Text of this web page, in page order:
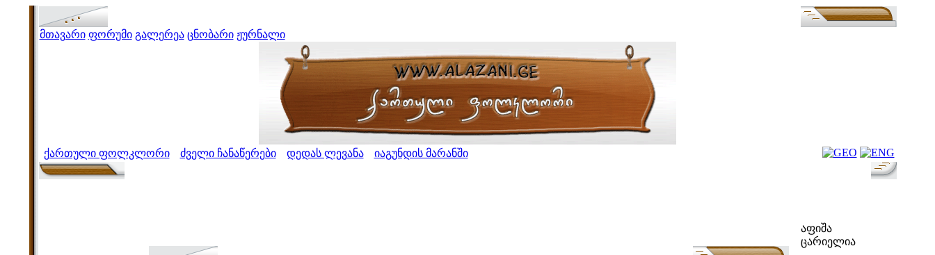
მთავარი ფორუმი გალერეა ცნობარი ჟურნალი
ქართული ფოლკლორი ძველი ჩანაწერები დედას ლევანა იაგუნდის მარანში
აფიშა
ცარიელია